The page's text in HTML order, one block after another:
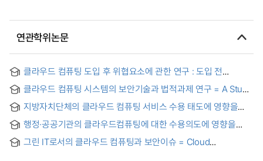
연관학위논문
클라우드 컴퓨팅 도입 후 위협요소에 관한 연구 : 도입 전
기대효과와 비교를 중심으로 = A Study on Prioritized
Challenges Post Cloud Computing Adoption:In
Comparison to Expected Benefits Pre Cloud Computing
Adoption
클라우드 컴퓨팅 시스템의 보안기술과 법적과제 연구 = A Study
on Security technology of the cloud computing system
and legal issues
지방자치단체의 클라우드 컴퓨팅 서비스 수용 태도에 영향을
미치는 요인에 관한 연구 : 구성원의 자기효능감과 지각된 신뢰의
조절효과를 중심으로 = A Study on the Factors Affecting
Cloud Computing Service Acceptance Attitude of Local
Governments : Focusing on the mediation effect of self-
행정·공공기관의 클라우드컴퓨팅에 대한 수용의도에 영향을
미치는 요인에 관한 연구 = A Study on Factors Affecting the
Intention to Adopt Cloud Computing in the Administration
그린 IT로서의 클라우드 컴퓨팅과 보안이슈 = Cloud